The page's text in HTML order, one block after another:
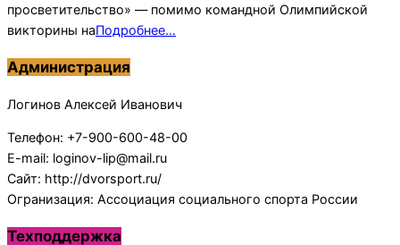
просветительство» — помимо командной Олимпийской
викторины наПодробнее…
Администрация
Логинов Алексей Иванович
Телефон: +7-900-600-48-00
E-mail: loginov-lip@mail.ru
Сайт: http://dvorsport.ru/
Огранизация: Ассоциация социального спорта России
Техподдержка